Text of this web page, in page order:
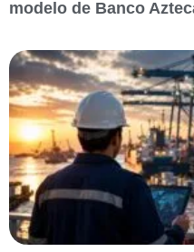
modelo de Banco